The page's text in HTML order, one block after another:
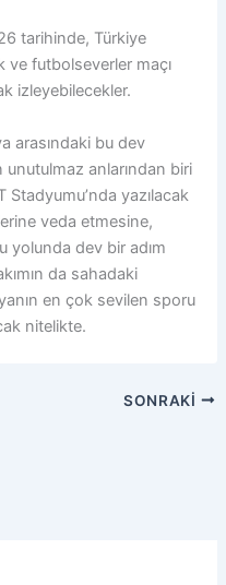
tarihinde, Türkiye
ve futbolseverler maçı
izleyebilecekler.
arasındaki bu dev
unutulmaz anlarından biri
Stadyumu’nda yazılacak
veda etmesine,
yolunda dev bir adım
da sahadaki
en çok sevilen sporu
nitelikte.
SONRAKI